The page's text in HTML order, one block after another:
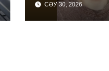
СӘУ 30, 2026